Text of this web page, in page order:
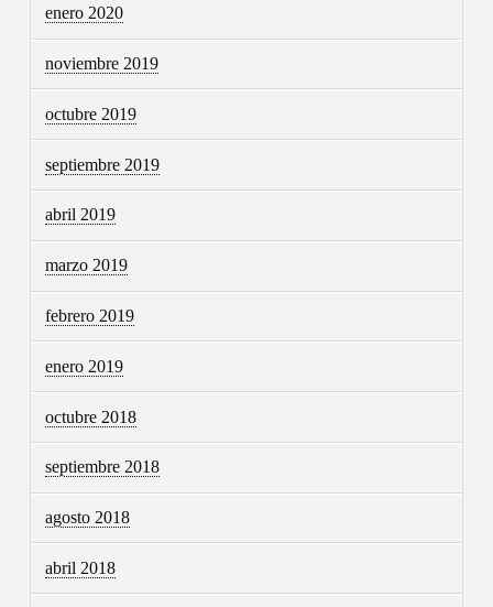
enero 2020
noviembre 2019
octubre 2019
septiembre 2019
abril 2019
marzo 2019
febrero 2019
enero 2019
octubre 2018
septiembre 2018
agosto 2018
abril 2018